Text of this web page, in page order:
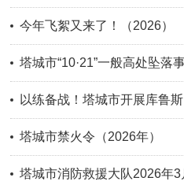
今年飞絮又来了！（2026）
塔城市“10·21”一般高处坠落
以练备战！塔城市开展库鲁斯台草原
塔城市禁火令（2026年）
塔城市消防救援大队2026年3月份“双随机、一公开”监督抽查